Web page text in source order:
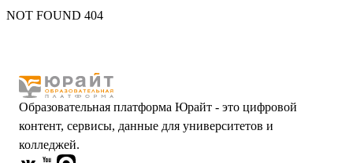
NOT FOUND 404
Образовательная платформа Юрайт - это цифровой
контент, сервисы, данные для университетов и
колледжей.